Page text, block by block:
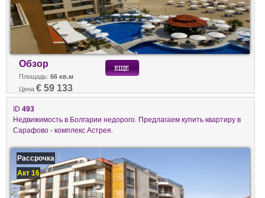
Обзор
Площадь: 66 кв.м
Цена € 59 133
ID 493
Недвижимость в Болгарии недорого. Предлагаем купить квартиру в
Сарафово - комплекс Астрея.
Рассрочка
Акт 16